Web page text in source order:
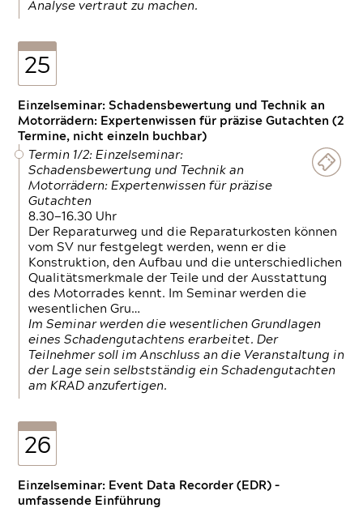
Analyse vertraut zu machen.
25
Einzelseminar: Schadensbewertung und Technik an
Motorrädern: Expertenwissen für präzise Gutachten (2
Termine, nicht einzeln buchbar)
Termin 1/2: Einzelseminar:
Schadensbewertung und Technik an
Motorrädern: Expertenwissen für präzise
Gutachten
8.30—16.30 Uhr
Der Reparaturweg und die Reparaturkosten können
vom SV nur festgelegt werden, wenn er die
Konstruktion, den Aufbau und die unterschiedlichen
Qualitätsmerkmale der Teile und der Ausstattung
des Motorrades kennt. Im Seminar werden die
wesentlichen Gru…
Im Seminar werden die wesentlichen Grundlagen
eines Schadengutachtens erarbeitet. Der
Teilnehmer soll im Anschluss an die Veranstaltung in
der Lage sein selbstständig ein Schadengutachten
am KRAD anzufertigen.
26
Einzelseminar: Event Data Recorder (EDR) –
umfassende Einführung